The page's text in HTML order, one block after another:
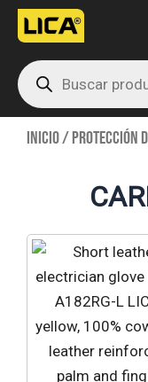
contenido
Products
search
Inicio/Protección